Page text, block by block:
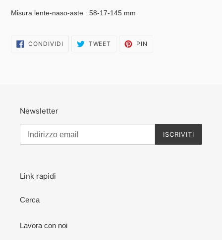
Misura lente-naso-aste : 58-17-145 mm
CONDIVIDI CONDIVIDITWEET TWITTA PIN
Newsletter
ISCRIVITI
Link rapidi
Cerca
Lavora con noi